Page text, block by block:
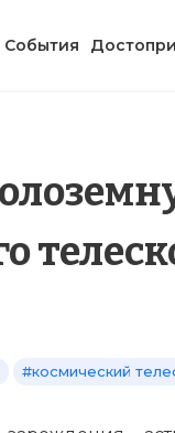
События
#космический